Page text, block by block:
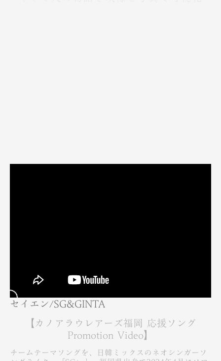
セイエン/SG&GINTA
【カノアラウレアーズ福岡 応援ソング
Promotion Video】
チームテーマソングを、日韓ミックスのネオシンガーソ